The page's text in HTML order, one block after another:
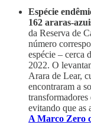
Espécie
162 araras-
da Reserva de
número
espécie – cerca
2022. O
Arara de Lear,
encontraram a
transformadores
evitando que as
A Marco Zero